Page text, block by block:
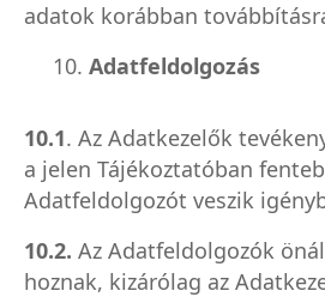
adatok korábban
10. Adatfeldolgozás
10.1. Az Adatkezelők
a jelen Tájékoztatóban
Adatfeldolgozót veszik
10.2. Az Adatfeldolgozók
hoznak, kizárólag az